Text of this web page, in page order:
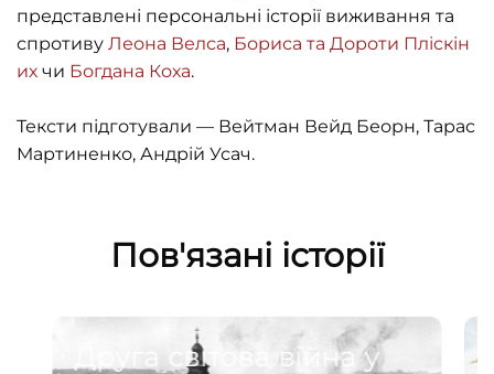
представлені персональні історії виживання та
спротиву Леона Велса, Бориса та Дороти Пліскін
их чи Богдана Коха.
Тексти підготували — Вейтман Вейд Беорн, Тарас
Мартиненко, Андрій Усач.
Пов'язані історії
Друга світова війна у